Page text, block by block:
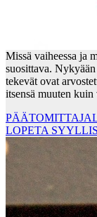
Missä vaiheessa ja
suosittava.
tekevät ovat
itsensä muuten
LOPETA